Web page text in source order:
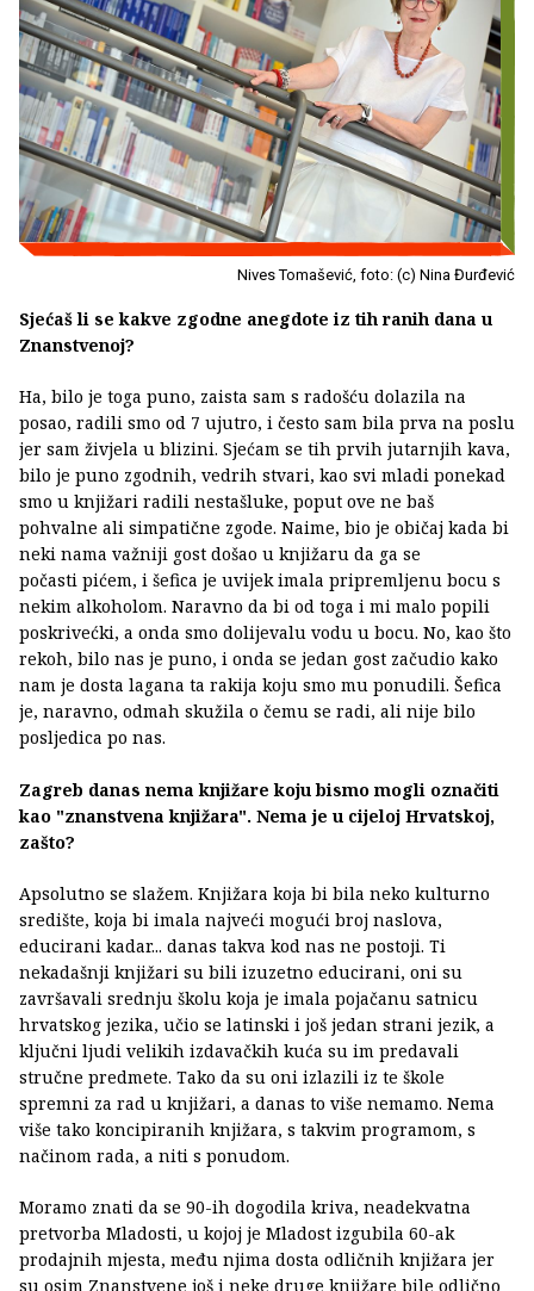
Nives Tomašević, foto: (c) Nina Đurđević
Sjećaš li se kakve zgodne anegdote iz tih ranih dana u
Znanstvenoj?
Ha, bilo je toga puno, zaista sam s radošću dolazila na
posao, radili smo od 7 ujutro, i često sam bila prva na poslu
jer sam živjela u blizini. Sjećam se tih prvih jutarnjih kava,
bilo je puno zgodnih, vedrih stvari, kao svi mladi ponekad
smo u knjižari radili nestašluke, poput ove ne baš
pohvalne ali simpatične zgode. Naime, bio je običaj kada bi
neki nama važniji gost došao u knjižaru da ga se
počasti pićem, i šefica je uvijek imala pripremljenu bocu s
nekim alkoholom. Naravno da bi od toga i mi malo popili
poskrivećki, a onda smo dolijevalu vodu u bocu. No, kao što
rekoh, bilo nas je puno, i onda se jedan gost začudio kako
nam je dosta lagana ta rakija koju smo mu ponudili. Šefica
je, naravno, odmah skužila o čemu se radi, ali nije bilo
posljedica po nas.
Zagreb danas nema knjižare koju bismo mogli označiti
kao "znanstvena knjižara". Nema je u cijeloj Hrvatskoj,
zašto?
Apsolutno se slažem. Knjižara koja bi bila neko kulturno
središte, koja bi imala najveći mogući broj naslova,
educirani kadar... danas takva kod nas ne postoji. Ti
nekadašnji knjižari su bili izuzetno educirani, oni su
završavali srednju školu koja je imala pojačanu satnicu
hrvatskog jezika, učio se latinski i još jedan strani jezik, a
ključni ljudi velikih izdavačkih kuća su im predavali
stručne predmete. Tako da su oni izlazili iz te škole
spremni za rad u knjižari, a danas to više nemamo. Nema
više tako koncipiranih knjižara, s takvim programom, s
načinom rada, a niti s ponudom.
Moramo znati da se 90-ih dogodila kriva, neadekvatna
pretvorba Mladosti, u kojoj je Mladost izgubila 60-ak
prodajnih mjesta, među njima dosta odličnih knjižara jer
su osim Znanstvene još i neke druge knjižare bile odlično